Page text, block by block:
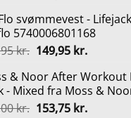
pris
var:
579,00 kr..
pris
er:
269,00
svømmevest -
5740006801168
kr. Den
pris
var:
299,95 kr..
149,95 kr.Den
pris
er:
149,95
& Noor After
- Mixed fra Moss &
kr. Den
153,75 kr.Den